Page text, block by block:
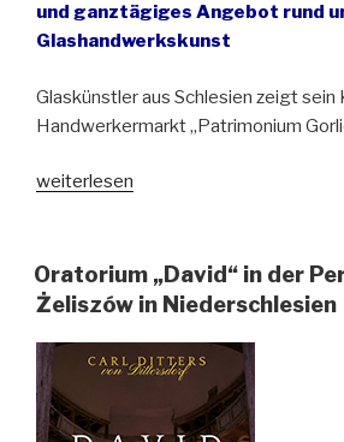
und ganztägiges Angebot rund
Glashandwerkskunst
Glaskünstler aus Schlesien zeigt sein
Handwerkermarkt „Patrimonium
„Tag
Denkmals
im
Museum
zu
Görlitz“
weiterlesen
Oratorium „David“ in der
Żeliszów in Niederschlesien